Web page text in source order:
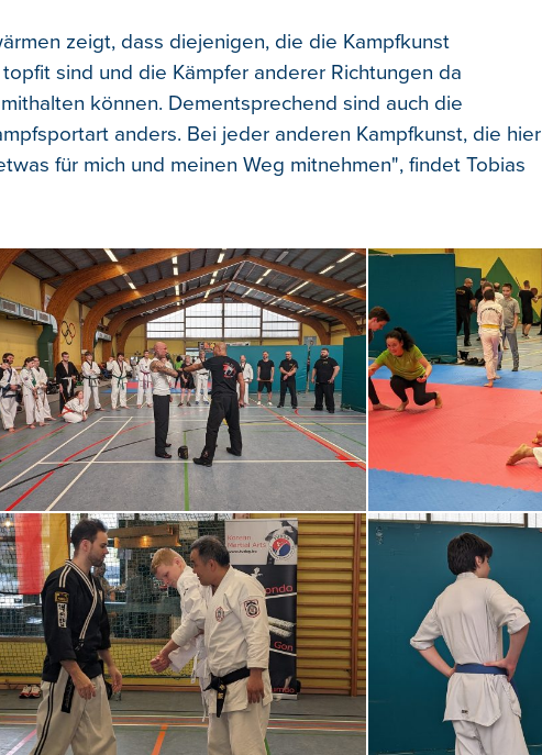
zeigt, dass diejenigen, die die Kampfkunst
sind und die Kämpfer anderer Richtungen da
können. Dementsprechend sind auch die
anders. Bei jeder anderen Kampfkunst, die hier
für mich und meinen Weg mitnehmen", findet Tobias